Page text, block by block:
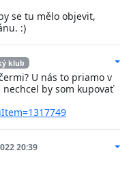
se tu mělo objevit,
:)
klub
U nás to priamo v
by som kupovať
20:39